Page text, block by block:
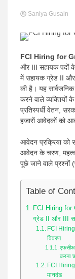
Saniya Gusain
FCI Hiring for
और III सहायक पदों के
में सहायक ग्रेड II और
की है। यह
करने वाले व्यक्तियों
प्रतिस्पर्धी वेतन,
हजारों आवेदकों को
आवेदन प्रक्रिया को
आवेदन के चरण,
पूछे जाने वाले प्रश्नों
Table of
FCI Hiring
ग्रेड II और III
FCI
विवरण
करना
FCI
मानदंड